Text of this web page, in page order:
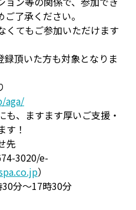
了承ください。
てもご参加いただけます
頂いた方も対象となりま
aga/
も、ますます厚いご支援・
す！
先
3020/e-
）
分～17時30分